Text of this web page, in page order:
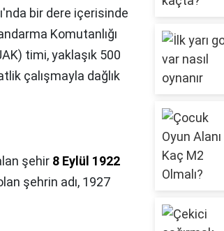
bir dere içerisinde
Komutanlığı
timi, yaklaşık 500
çalışmayla dağlık
şehir 8 Eylül 1922
şehrin adı, 1927